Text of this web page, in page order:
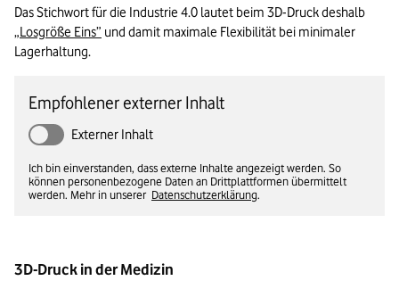
„Losgröße Eins” und damit maximale Flexibilität bei minimaler
Lagerhaltung.
Empfohlener externer Inhalt
Externer Inhalt
Ich bin einverstanden, dass externe Inhalte angezeigt werden. So
können personenbezogene Daten an Drittplattformen übermittelt
werden. Mehr in unserer Datenschutzerklärung.
3D-Druck in der Medizin